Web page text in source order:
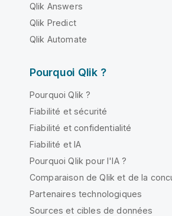
Qlik Answers
Qlik Predict
Qlik Automate
Pourquoi Qlik ?
Pourquoi Qlik ?
Fiabilité et sécurité
Fiabilité et confidentialité
Fiabilité et IA
Pourquoi Qlik pour l'IA ?
Comparaison de Qlik et de la
Partenaires technologiques
Sources et cibles de données